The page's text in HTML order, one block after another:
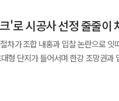
광진구 3.29%, 영등포구
출회를 유도하겠다는 입장이지만
에 더해 최근 여당을 포함한 범여권에서
시 1.48%로 직전 상승폭(1.16%)
등도 높은 상승률을 보였다. 전문가들
라고 분석한다. 함영진 우리은행
대책을 불러온 배경”이라며 “
특히 특정 통신사업자에 종속되지 않는
수요를 수용할 수 있으며 판교와 인
리컨스트럭션 기획 등 최신 시공 기
'로 시공사 선정 줄줄이
조합 내홍과 입찰 논란으로 잇따라 차
형 단지가 들어서며 한강 조망권과
이어지고 있으며 건설사 이탈까지